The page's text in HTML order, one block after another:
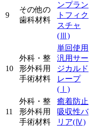
9
その他の
歯科材料
ンプラン
トフィク
スチャ
(Ⅲ)
10
外科・整
形外科用
手術材料
単回使用
汎用サー
ジカルド
レープ
(Ⅰ)
11
外科・整
形外科用
手術材料
癒着防止
吸収性バ
リア(Ⅳ)